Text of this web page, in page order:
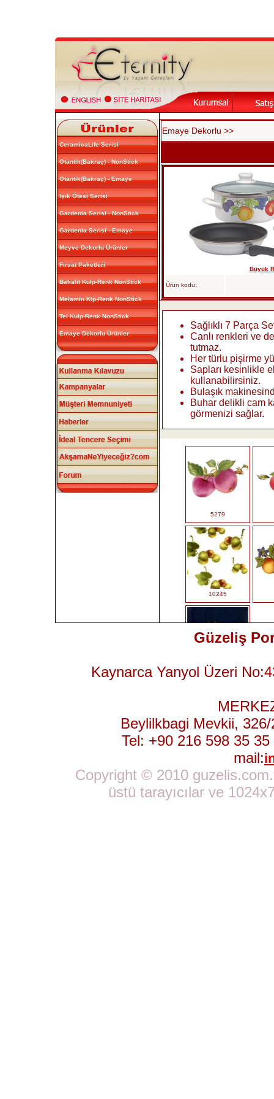
CeramicaLife Serisi
Otantik(Bakraç) - NonStick
Otantik(Bakraç) - Emaye
Işık Ötesi Serisi
Gardenia Serisi - NonStick
Gardenia Serisi - Emaye
Meyve Dekorlu Ürünler
Fırsat Paketleri
Bakalit Kulp-Renk NonStick
Melamin Klp-Renk NonStick
Tel Kulp-Renk NonStick
Emaye Dekorlu Ürünler
Emaye Dekorlu >>
Büyük
Ürün kodu:
Sağlıklı 7 Parça
Canlı renkleri ve
tutmaz.
Her türlu pişirme
Sapları kesinlikle
kullanabilirsiniz.
Bulaşık
Buhar delikli cam
görmenizi sağlar.
5279
10245
4542-L
Güzeliş
Kaynarca Yanyol Üzeri
Beylilkbagi Mevkii,
Tel: +90 216 598 35
mail:
Copyright © 2010
üstü tarayıcılar ve